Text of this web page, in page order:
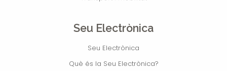
Seu Electrònica
Seu Electrònica
Què és la Seu Electrònica?